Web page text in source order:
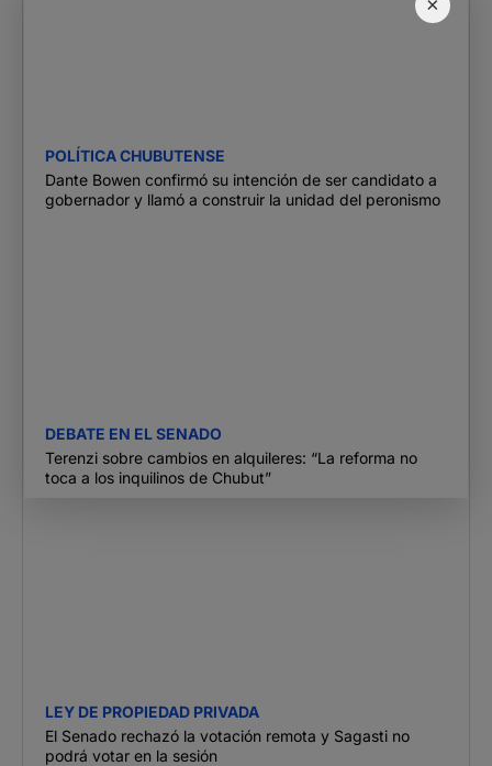
POLÍTICA CHUBUTENSE
Dante Bowen confirmó su intención de ser candidato a
gobernador y llamó a construir la unidad del peronismo
DEBATE EN EL SENADO
Terenzi sobre cambios en alquileres: “La reforma no
toca a los inquilinos de Chubut”
LEY DE PROPIEDAD PRIVADA
El Senado rechazó la votación remota y Sagasti no
podrá votar en la sesión